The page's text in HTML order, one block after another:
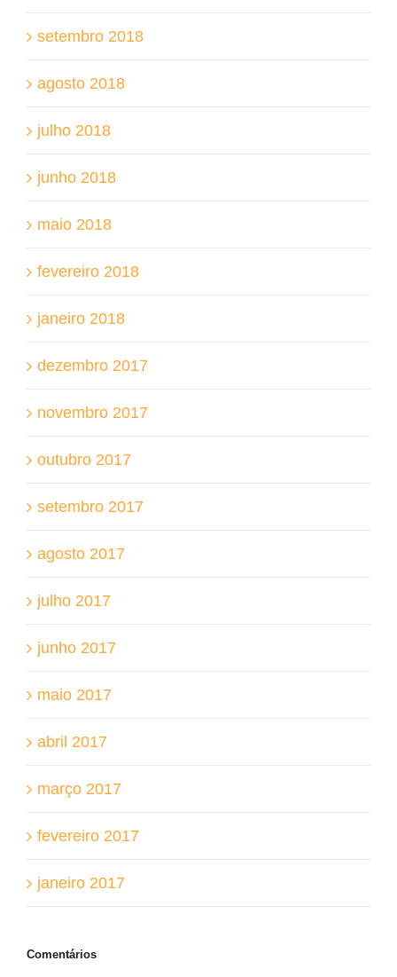
setembro 2018
agosto 2018
julho 2018
junho 2018
maio 2018
fevereiro 2018
janeiro 2018
dezembro 2017
novembro 2017
outubro 2017
setembro 2017
agosto 2017
julho 2017
junho 2017
maio 2017
abril 2017
março 2017
fevereiro 2017
janeiro 2017
Comentários